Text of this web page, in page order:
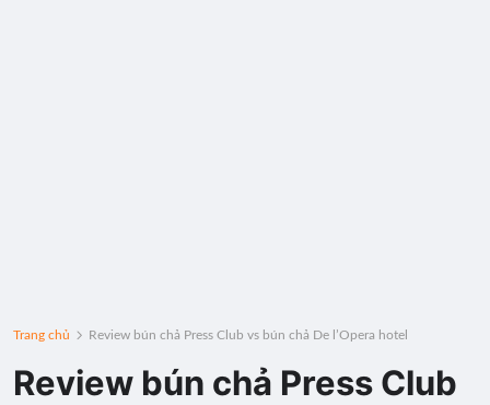
Trang chủ Review bún chả Press Club vs bún chả De l’Opera hotel
Review bún chả Press Club